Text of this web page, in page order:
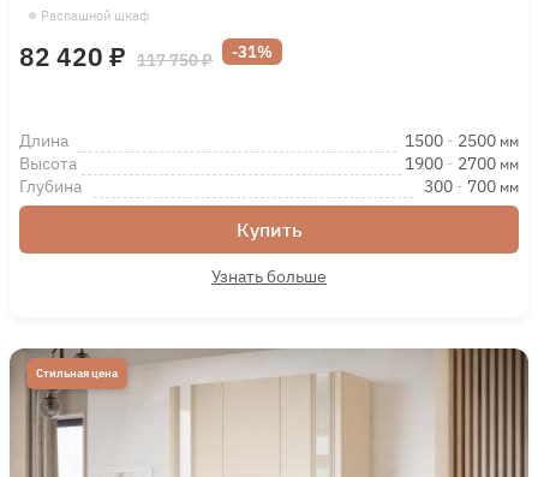
Распашной шкаф
82 420 ₽ 117 750 ₽ -31%
Длина 1500 - 2500 мм
Высота 1900 - 2700 мм
Глубина 300 - 700 мм
Купить
Узнать больше
Стильная цена